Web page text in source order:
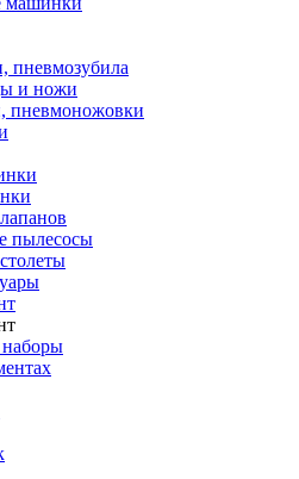
пневмозубила
и ножи
пневмоножовки
пылесосы